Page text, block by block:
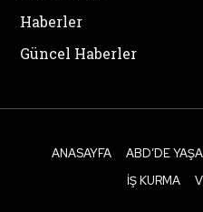
Haberler
Güncel Haberler
ANASAYFA ABD’DE
İŞ KURMA